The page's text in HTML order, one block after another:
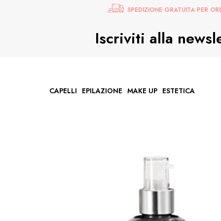
SPEDIZIONE GRATUITA PER
Iscriviti alla
CAPELLI EPILAZIONE MAKE UP ESTETICA